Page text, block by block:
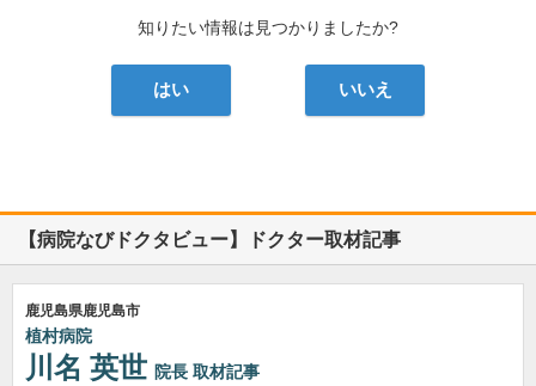
知りたい情報は見つかりましたか?
はい いいえ
【病院なびドクタビュー】ドクター取材記事
鹿児島県鹿児島市
植村病院
川名 英世 院長 取材記事